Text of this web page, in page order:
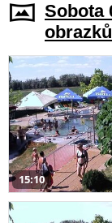
Sobota
obrazků
15:10